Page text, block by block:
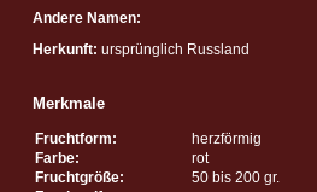
Andere Namen:
Herkunft: ursprünglich Russland
Merkmale
Fruchtform:
herzförmig
Farbe:
rot
Fruchtgröße:
50 bis 200 gr.